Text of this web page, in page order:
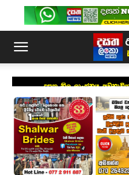
දසත නිල ලාංඡනය